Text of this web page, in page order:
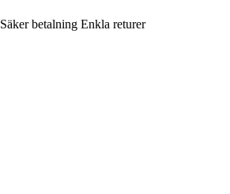
Säker betalning Enkla returer